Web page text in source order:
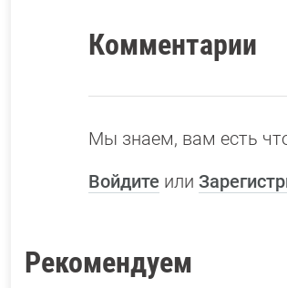
Комментарии
Мы знаем, вам есть
Войдите или
Рекомендуем